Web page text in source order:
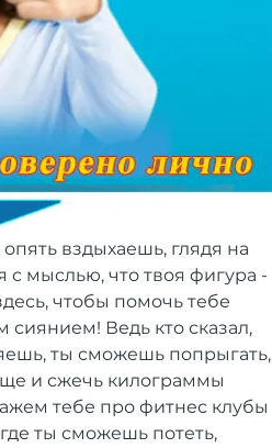
вздыхаешь, глядя на
мыслью, что твоя фигура -
чтобы помочь тебе
сиянием! Ведь кто сказал,
ты сможешь попрыгать,
и сжечь килограммы
тебе про фитнес клубы
ты сможешь потеть,